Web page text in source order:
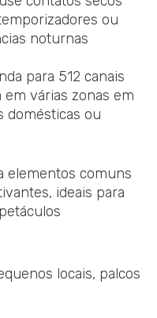
ou
noturnas
para 512 canais
várias zonas em
domésticas ou
elementos comuns
ideais para
locais, palcos